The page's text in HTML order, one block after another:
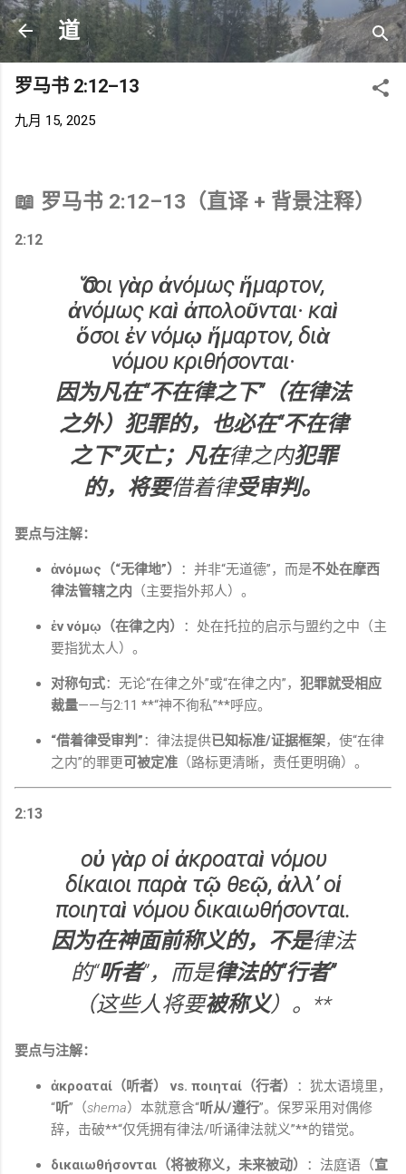
跳至主要内容
道
罗马书 2:12–13
九月 15, 2025
📖 罗马书 2:12–13（直译 + 背景注释）
2:12
Ὅσοι γὰρ ἀνόμως ἥμαρτον,
ἀνόμως καὶ ἀπολοῦνται· καὶ
ὅσοι ἐν νόμῳ ἥμαρτον, διὰ
νόμου κριθήσονται·
因为凡在“不在律之下”（在律法
之外）犯罪的，也必在“不在律
之下”灭亡；凡在律之内犯罪
的，将要借着律受审判。
要点与注解：
ἀνόμως（“无律地”） ：并非“无道德”，而是不处在摩西
律法管辖之内 （主要指外邦人）。
ἐν νόμῳ（在律之内）
：处在托拉的启示与盟约之中（主
要指犹太人）。
对称句式：无论“在律之外”或“在律之内”， 犯罪就受相应
裁量——与2:11 **“神不徇私”**呼应。
“借着律受审判”：律法提供已知标准/证据框架，使“在律
之内”的罪更可被定准 （路标更清晰，责任更明确）。
2:13
οὐ γὰρ οἱ ἀκροαταὶ νόμου
δίκαιοι παρὰ τῷ θεῷ, ἀλλ’ οἱ
ποιηταὶ νόμου δικαιωθήσονται.
因为在神面前称义的，不是律法
的“听者”，而是律法的“行者”
（这些人将要被称义）。**
要点与注解：
ἀκροαταί（听者） vs. ποιηταί（行者）
：犹太语境里，
“听”（shema）本就意含“听从/遵行”。保罗采用对偶修
辞，击破**“仅凭拥有律法/听诵律法就义”**的错觉。
δικαιωθήσονται（将被称义，未来被动） ：法庭语（宣